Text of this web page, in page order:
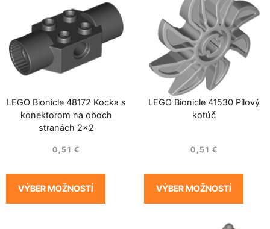
LEGO Bionicle 48172 Kocka s
konektorom na oboch
stranách 2×2
0,51 €
VÝBER MOŽNOSTÍ
LEGO Bionicle 41530 Pílový
kotúč
0,51 €
VÝBER MOŽNOSTÍ